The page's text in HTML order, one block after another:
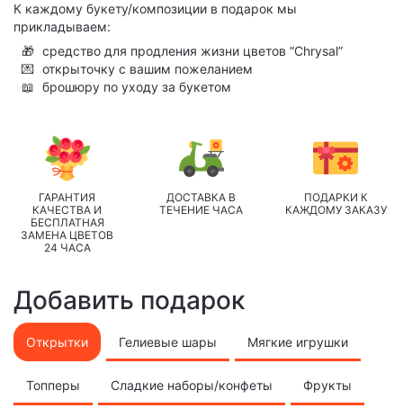
К каждому букету/композиции в подарок мы
прикладываем:
🎁 средство для продления жизни цветов “Chrysal”
💌 открыточку с вашим пожеланием
📖 брошюру по уходу за букетом
ГАРАНТИЯ
КАЧЕСТВА И
БЕСПЛАТНАЯ
ЗАМЕНА ЦВЕТОВ
24 ЧАСА
ДОСТАВКА В
ТЕЧЕНИЕ ЧАСА
ПОДАРКИ К
КАЖДОМУ ЗАКАЗУ
Добавить подарок
Открытки Гелиевые шары Мягкие игрушки
Топперы Сладкие наборы/конфеты Фрукты